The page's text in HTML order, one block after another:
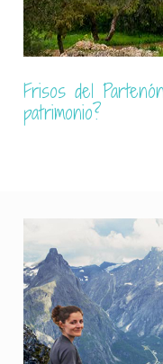
Atenas: ciudad
futuro (en un